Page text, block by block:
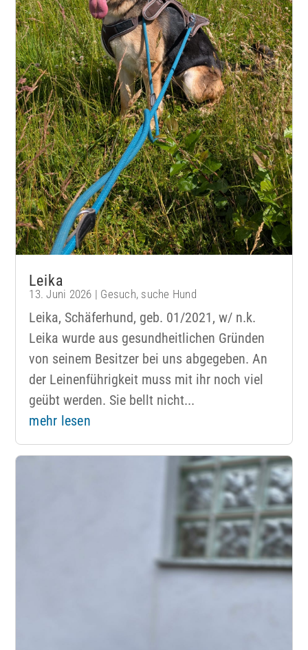
Leika
13. Juni 2026 | Gesuch, suche Hund
Leika, Schäferhund, geb. 01/2021, w/ n.k.
Leika wurde aus gesundheitlichen Gründen
von seinem Besitzer bei uns abgegeben. An
der Leinenführigkeit muss mit ihr noch viel
geübt werden. Sie bellt nicht...
mehr lesen